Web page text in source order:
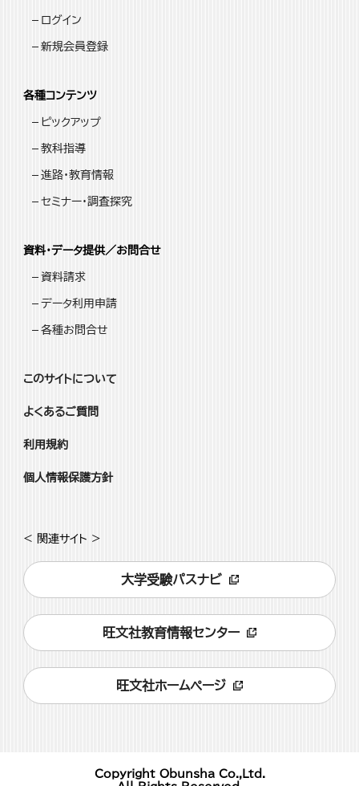
ログイン
新規会員登録
各種コンテンツ
ピックアップ
教科指導
進路・教育情報
セミナー・調査探究
資料・データ提供／お問合せ
資料請求
データ利用申請
各種お問合せ
このサイトについて
よくあるご質問
利用規約
個人情報保護方針
< 関連サイト >
大学受験パスナビ
旺文社教育情報センター
旺文社ホームページ
Copyright Obunsha Co.,Ltd.